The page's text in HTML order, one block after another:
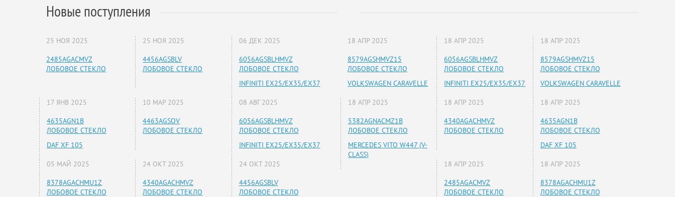
Новые поступления
25 НОЯ 2025
2485AGACMVZ
ЛОБОВОЕ СТЕКЛО
25 НОЯ 2025
4456AGSBLV
ЛОБОВОЕ СТЕКЛО
06 ДЕК 2025
6056AGSBLHMVZ
ЛОБОВОЕ СТЕКЛО
INFINITI EX25/EX35/EX37
17 ЯНВ 2025
4635AGN1B
ЛОБОВОЕ СТЕКЛО
DAF XF 105
10 МАР 2025
4463AGSOV
ЛОБОВОЕ СТЕКЛО
08 АВГ 2025
6056AGSBLHMVZ
ЛОБОВОЕ СТЕКЛО
INFINITI EX25/EX35/EX37
05 МАЙ 2025
8378AGACHMU1Z
ЛОБОВОЕ СТЕКЛО
24 ОКТ 2025
4340AGACHMVZ
ЛОБОВОЕ СТЕКЛО
24 ОКТ 2025
4456AGSBLV
ЛОБОВОЕ СТЕКЛО
18 АПР 2025
8579AGSHMVZ15
ЛОБОВОЕ СТЕКЛО
VOLKSWAGEN CARAVELLE
18 АПР 2025
6056AGSBLHMVZ
ЛОБОВОЕ СТЕКЛО
INFINITI EX25/EX35/EX37
18 АПР 2025
8579AGSHMVZ15
ЛОБОВОЕ СТЕКЛО
VOLKSWAGEN CARAVELLE
18 АПР 2025
5382AGNACMZ1B
ЛОБОВОЕ СТЕКЛО
MERCEDES VITO W447 (V-
CLASS)
18 АПР 2025
4340AGACHMVZ
ЛОБОВОЕ СТЕКЛО
18 АПР 2025
4635AGN1B
ЛОБОВОЕ СТЕКЛО
DAF XF 105
18 АПР 2025
2485AGACMVZ
ЛОБОВОЕ СТЕКЛО
18 АПР 2025
8378AGACHMU1Z
ЛОБОВОЕ СТЕКЛО